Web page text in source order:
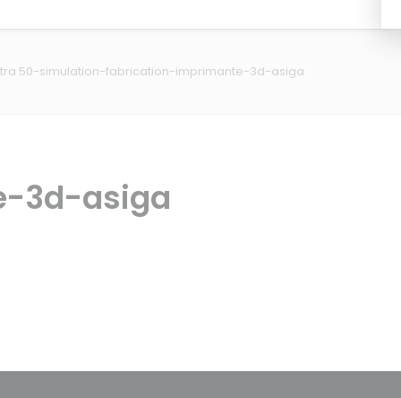
50-simulation-fabrication-imprimante-3d-asiga
3d-asiga